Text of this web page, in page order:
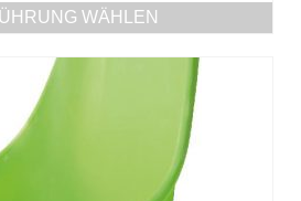
WÄHLEN
Produkt